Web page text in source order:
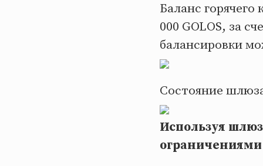
Баланс горячего
000 GOLOS, за
балансировки
Состояние
Используя